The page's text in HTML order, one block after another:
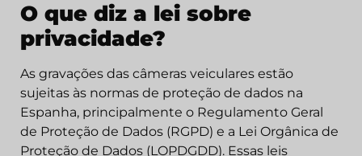
O que diz a lei sobre
privacidade?
As gravações das câmeras veiculares estão
sujeitas às normas de proteção de dados na
Espanha, principalmente o Regulamento Geral
de Proteção de Dados (RGPD) e a Lei Orgânica de
Proteção de Dados (LOPDGDD). Essas leis